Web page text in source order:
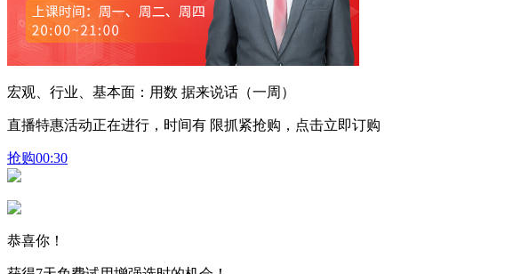
宏观、行业、基本面：用数 据来说话（一周）
直播特惠活动正在进行，时间有 限抓紧抢购，点击立即订购
抢购00:30
恭喜你！